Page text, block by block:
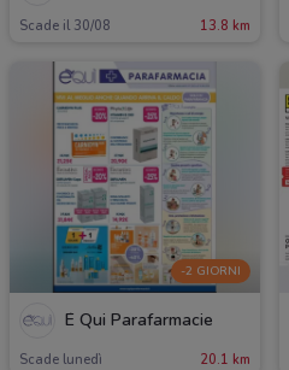
Scade il 30/08 13.8 km
-2 GIORNI
É Qui Parafarmacie
Scade lunedì 20.1 km